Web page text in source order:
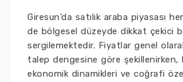
Giresun'da satılık araba piyasası
de bölgesel düzeyde dikkat çekici
sergilemektedir. Fiyatlar genel
talep dengesine göre şekillenirken,
ekonomik dinamikleri ve coğrafi